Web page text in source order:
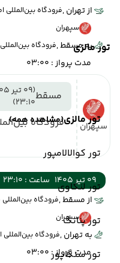
تور مالزی
تور مالزی(مشاهده همه)
تور کوالالامپور
تور لنکاوی
تور پنانگ
تور سنگاپور
از تهران ,فرودگاه بین‌المللی
سپهران
به مسقط ,فرودگاه
مدت پرواز : 03:00
سپهران
مسقط23:10)
فرودگاه
09 تیر 1405
ساعت : 23:10
از مسقط ,فرودگاه
سپهران
به تهران ,فرودگاه
مدت پرواز : 03:00